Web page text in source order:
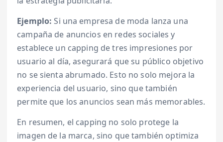
Ejemplo: Si una empresa de moda lanza una
campaña de anuncios en redes sociales y
establece un capping de tres impresiones por
usuario al día, asegurará que su público objetivo
no se sienta abrumado. Esto no solo mejora la
experiencia del usuario, sino que también
permite que los anuncios sean más memorables.
En resumen, el capping no solo protege la
imagen de la marca, sino que también optimiza